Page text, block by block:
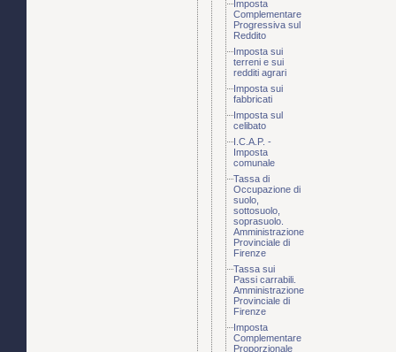
Imposta
Complementare
Progressiva sul
Reddito
Imposta sui
terreni e sui
redditi agrari
Imposta sui
fabbricati
Imposta sul
celibato
I.C.A.P. -
Imposta
comunale
Tassa di
Occupazione di
suolo,
sottosuolo,
soprasuolo.
Amministrazione
Provinciale di
Firenze
Tassa sui
Passi carrabili.
Amministrazione
Provinciale di
Firenze
Imposta
Complementare
Proporzionale